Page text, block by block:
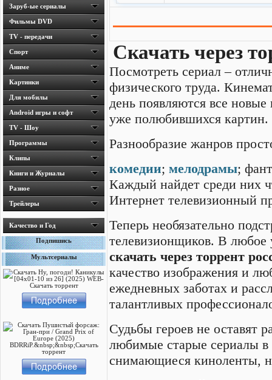
Заруб-ые сериалы
Фильмы DVD
TV - передачи
Спорт
Аниме
Картинки
Для мобилы
Android игры и софт
TV - Шоу
Программы
Клипы
Книги и Журналы
Разное
Трейлеры
Качество и Год
Подпишись
Мультсериалы
Скачать через
Посмотреть сериал –
физического труда.
день появляются все
уже полюбившихся картин.
Разнообразие жанров
комедии; мелодрамы;
Каждый найдет среди них
Интернет телевизионный
Теперь необязательно
телевизионщиков. В любое
скачать через торрент
качество изображения и
ежедневных заботах и
талантливых
Судьбы героев не оставят
любимые старые сериалы в
снимающиеся киноленты,